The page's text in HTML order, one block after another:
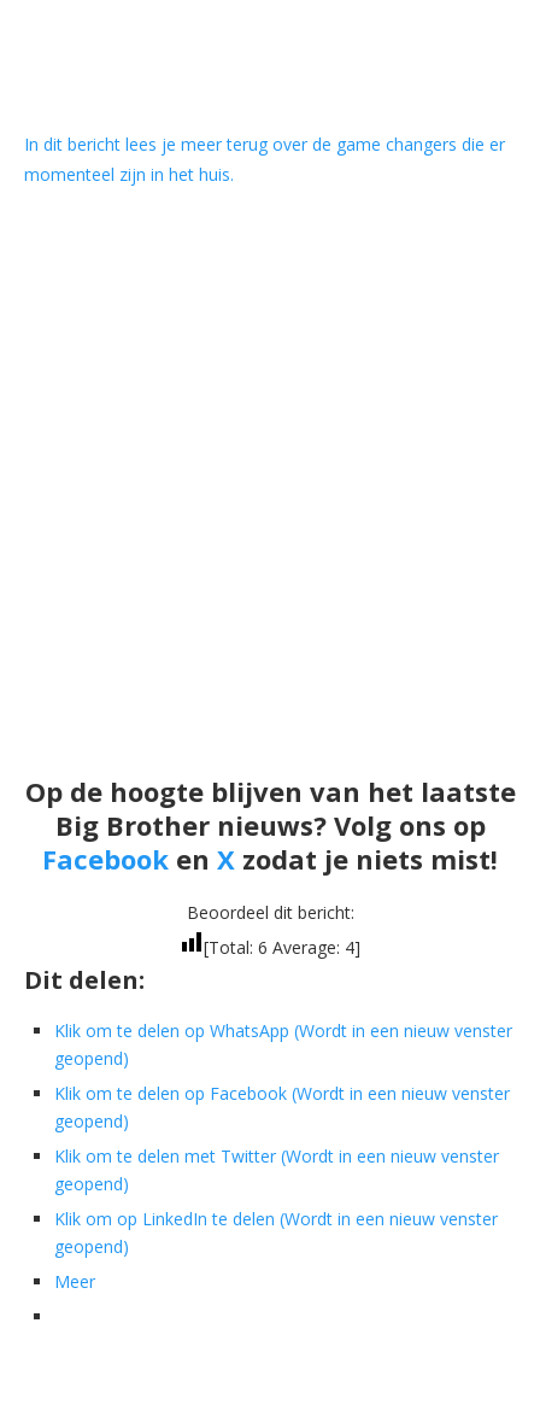
In dit bericht lees je meer terug over de game changers die er
momenteel zijn in het huis.
Op de hoogte blijven van het laatste
Big Brother nieuws? Volg ons op
Facebook en X zodat je niets mist!
Beoordeel dit bericht:
[Total: 6 Average: 4]
Dit delen:
Klik om te delen op WhatsApp (Wordt in een nieuw venster
geopend)
Klik om te delen op Facebook (Wordt in een nieuw venster
geopend)
Klik om te delen met Twitter (Wordt in een nieuw venster
geopend)
Klik om op LinkedIn te delen (Wordt in een nieuw venster
geopend)
Meer